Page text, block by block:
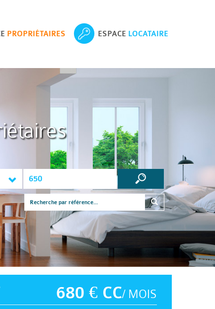
PROPRIÉTAIRES ESPACE LOCATAIRE
680 € CC/ MOIS